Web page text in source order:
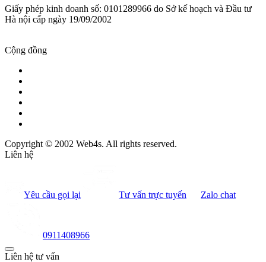
Giấy phép kinh doanh số: 0101289966 do Sở kế hoạch và Đầu tư
Hà nội cấp ngày 19/09/2002
Cộng đồng
Copyright © 2002 Web4s. All rights reserved.
Liên hệ
Yêu cầu gọi lại Tư vấn trực tuyến Zalo chat
0911408966
Liên hệ tư vấn